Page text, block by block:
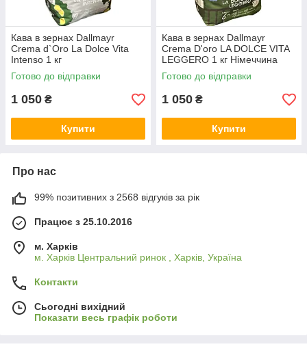
Кава в зернах Dallmayr
Crema d`Oro La Dolce Vita
Intenso 1 кг
Готово до відправки
1 050 ₴
Купити
Кава в зернах Dallmayr
Crema D'oro LA DOLCE VITA
LEGGERO 1 кг Німеччина
Готово до відправки
1 050 ₴
Купити
Про нас
99% позитивних з 2568 відгуків за рік
Працює з 25.10.2016
м. Харків
м. Харків Центральний ринок , Харків, Україна
Контакти
Сьогодні вихідний
Показати весь графік роботи